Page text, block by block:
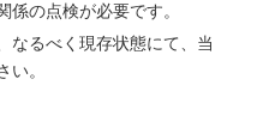
係の点検が必要です。
なるべく現存状態にて、当
い。